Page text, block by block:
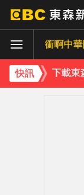
衝啊中
快訊
下載東